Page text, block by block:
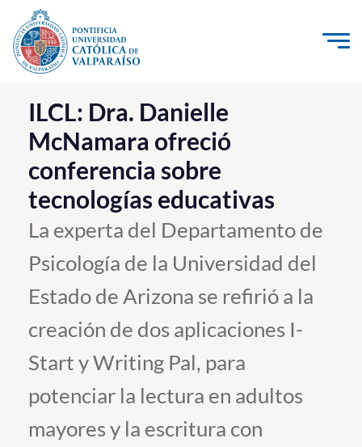
Click acá para ir directamente al contenido
La Universidad
Investigación, Creación e Innovación
PUCV Internacional
Vinculación con el Medio
Admisión
Pregrado
Formación Continua
Estudiantes
Académicos
ILCL: Dra. Danielle
McNamara ofreció
conferencia sobre
tecnologías educativas
La experta del Departamento de
Psicología de la Universidad del
Estado de Arizona se refirió a la
creación de dos aplicaciones I-
Start y Writing Pal, para
potenciar la lectura en adultos
mayores y la escritura con